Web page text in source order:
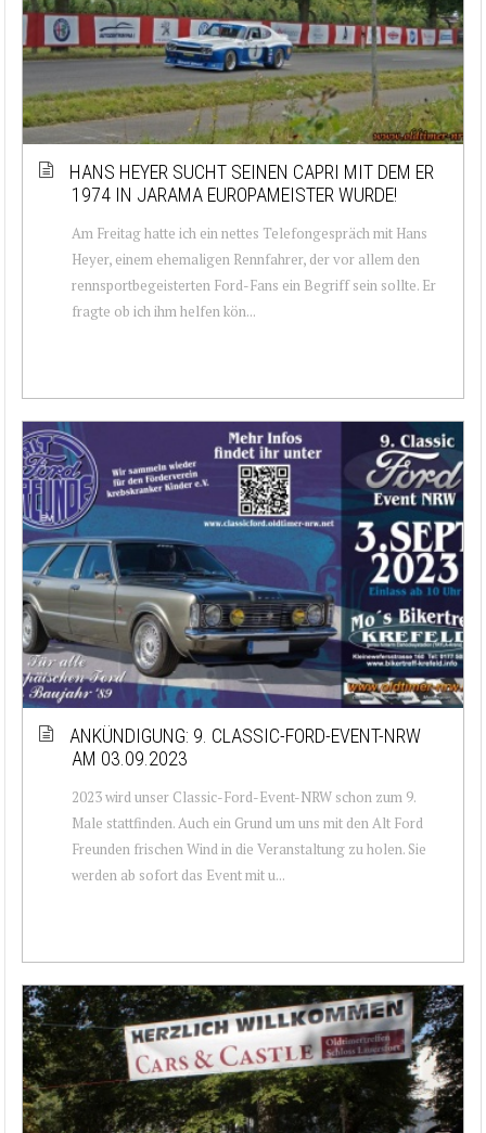
HANS HEYER SUCHT SEINEN CAPRI MIT DEM ER
1974 IN JARAMA EUROPAMEISTER WURDE!
Am Freitag hatte ich ein nettes Telefongespräch mit Hans
Heyer, einem ehemaligen Rennfahrer, der vor allem den
rennsportbegeisterten Ford-Fans ein Begriff sein sollte. Er
fragte ob ich ihm helfen kön...
ANKÜNDIGUNG: 9. CLASSIC-FORD-EVENT-NRW
AM 03.09.2023
2023 wird unser Classic-Ford-Event-NRW schon zum 9.
Male stattfinden. Auch ein Grund um uns mit den Alt Ford
Freunden frischen Wind in die Veranstaltung zu holen. Sie
werden ab sofort das Event mit u...